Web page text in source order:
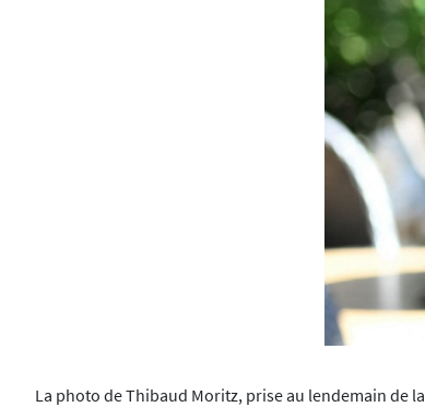
La photo de Thibaud Moritz, prise au lendemain de la